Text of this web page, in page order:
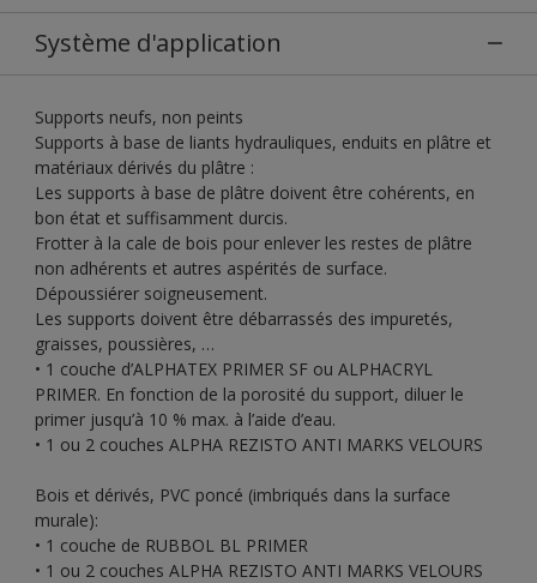
Système d'application
Supports neufs, non peints
Supports à base de liants hydrauliques, enduits en plâtre et
matériaux dérivés du plâtre :
Les supports à base de plâtre doivent être cohérents, en
bon état et suffisamment durcis.
Frotter à la cale de bois pour enlever les restes de plâtre
non adhérents et autres aspérités de surface.
Dépoussiérer soigneusement.
Les supports doivent être débarrassés des impuretés,
graisses, poussières, …
• 1 couche d’ALPHATEX PRIMER SF ou ALPHACRYL
PRIMER. En fonction de la porosité du support, diluer le
primer jusqu’à 10 % max. à l’aide d’eau.
• 1 ou 2 couches ALPHA REZISTO ANTI MARKS VELOURS
Bois et dérivés, PVC poncé (imbriqués dans la surface
murale):
• 1 couche de RUBBOL BL PRIMER
• 1 ou 2 couches ALPHA REZISTO ANTI MARKS VELOURS